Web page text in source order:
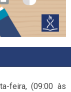
feira, (09:00 às